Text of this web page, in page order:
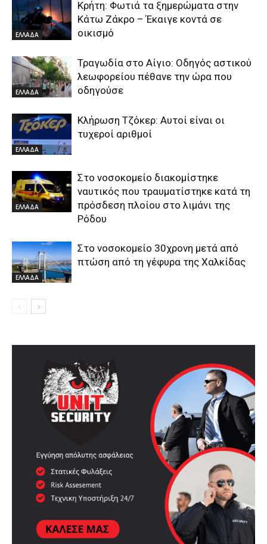
ΕΛΛΑΔΑ
Κρήτη: Φωτιά τα ξημερώματα στην
Κάτω Ζάκρο – Έκαιγε κοντά σε
οικισμό
ΕΛΛΑΔΑ
Τραγωδία στο Αίγιο: Οδηγός αστικού
λεωφορείου πέθανε την ώρα που
οδηγούσε
ΕΛΛΑΔΑ
Κλήρωση Τζόκερ: Αυτοί είναι οι
τυχεροί αριθμοί
ΕΛΛΑΔΑ
Στο νοσοκομείο διακομίστηκε
ναυτικός που τραυματίστηκε κατά τη
πρόσδεση πλοίου στο λιμάνι της
Ρόδου
ΕΛΛΑΔΑ
Στο νοσοκομείο 30χρονη μετά από
πτώση από τη γέφυρα της Χαλκίδας